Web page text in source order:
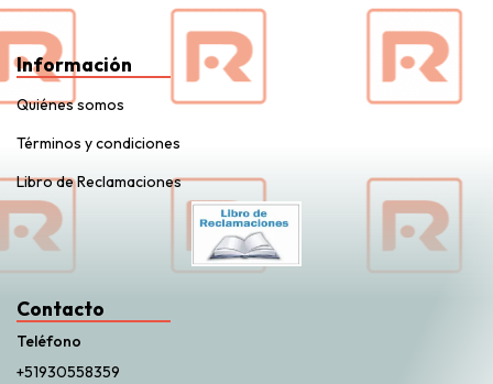
Información
Quiénes somos
Términos y condiciones
Libro de Reclamaciones
Contacto
Teléfono
+51930558359